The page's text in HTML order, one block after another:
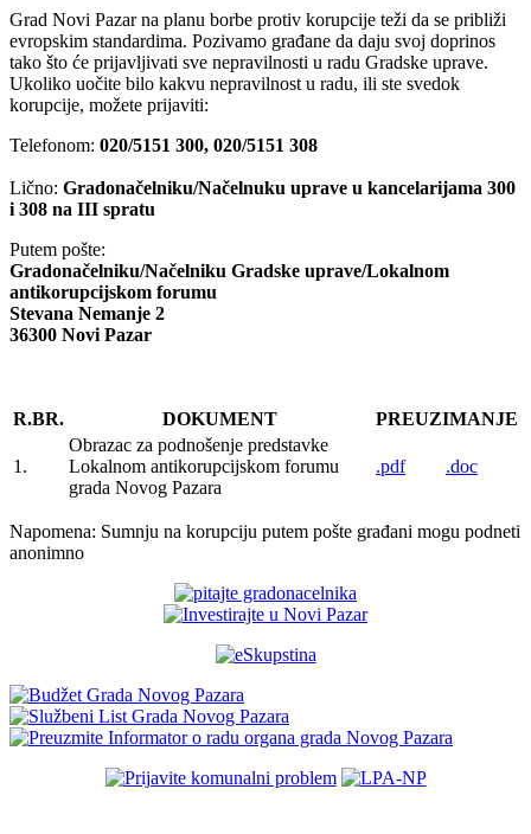
Grad Novi Pazar na planu borbe protiv korupcije teži da se približi
evropskim standardima. Pozivamo građane da daju svoj doprinos
tako što će prijavljivati sve nepravilnosti u radu Gradske uprave.
Ukoliko uočite bilo kakvu nepravilnost u radu, ili ste svedok
korupcije, možete prijaviti:
Telefonom: 020/5151 300, 020/5151 308
Lično: Gradonačelniku/Načelnuku uprave u kancelarijama 300
i 308 na III spratu
Putem pošte:
Gradonačelniku/Načelniku Gradske uprave/Lokalnom
antikorupcijskom forumu
Stevana Nemanje 2
36300 Novi Pazar
R.BR. DOKUMENT PREUZIMANJE
1.
Obrazac za podnošenje predstavke
Lokalnom antikorupcijskom forumu
grada Novog Pazara
.pdf .doc
Napomena: Sumnju na korupciju putem pošte građani mogu podneti
anonimno